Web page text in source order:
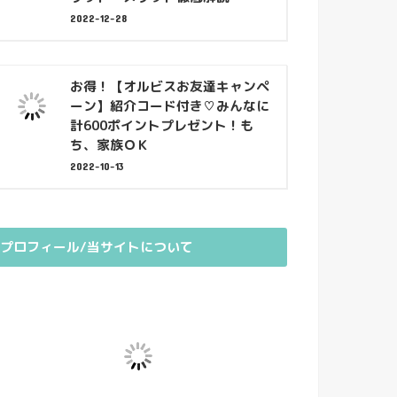
2022-12-28
お得！【オルビスお友達キャンペ
ーン】紹介コード付き♡みんなに
計600ポイントプレゼント！も
ち、家族ＯＫ
2022-10-13
プロフィール/当サイトについて